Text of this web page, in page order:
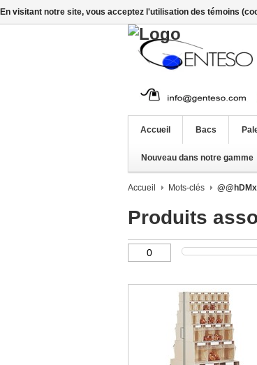
Accueil Bacs
Nouveau dans notre gamme
Accueil Mots-clés
Produits
En visitant notre site, vous acceptez l'utilisation des témoins